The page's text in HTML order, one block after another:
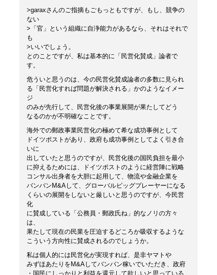
>garaxさんのご指摘もごもっともですが、もし、競争の
ない
>「官」という組織に自浄能力があるなら、それはそれで
も
>いいでしょう。
とのことですが、私は基本的に「民営化賛成」論者で
す。
危ういと思うのは、今の民営化賛成論者の多数に見られ
る「民営化すれば問題が解決される」かのようなイメー
ジ
のみが先行して、民営化後の事業展開が果たしてどう
なるのかが不明確なことです。
海外での郵政事業民営化の極めて希な成功事例として
ドイツポストがあり、政府も成功事例としてよく引き合
いに
出していたと思うのですが、民営化後の国民負担を最小
に抑えるためには、ドイツポストのように経営陣に戦略
コンサル出身者を大胆に起用して、物流や金融企業を
バンバンM&Aして、グローバルビッグプレーヤーになる
くらいの展開をしないと厳しいと思うのですが、今民営
化
に賛成している「公務員・郵政氏ね」的なノリの方々
は、
果たして現在の民業を圧迫するどころか吸収するような
こういう方向性に賛成されるのでしょうか。
私は個人的には民営化が実現すれば、是非ヤマトや
みずほあたりをM&Aしてバンバン稼いでいただき、政府
・国民にしっかりと利益を還元して欲しいと思っている